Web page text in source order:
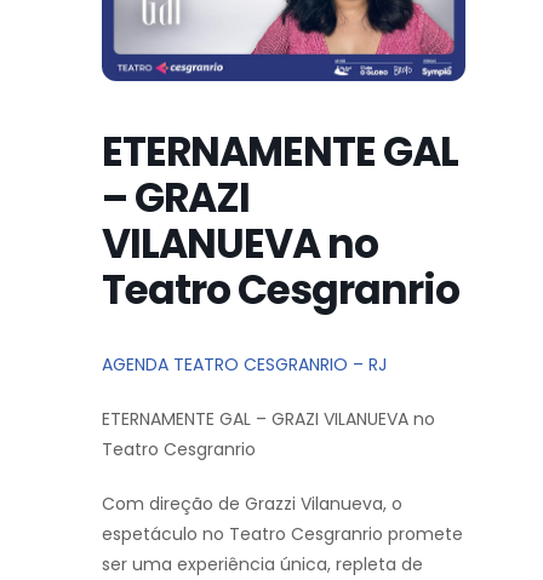
ETERNAMENTE GAL
– GRAZI
VILANUEVA no
Teatro Cesgranrio
AGENDA TEATRO CESGRANRIO – RJ
ETERNAMENTE GAL – GRAZI VILANUEVA no
Teatro Cesgranrio
Com direção de Grazzi Vilanueva, o
espetáculo no Teatro Cesgranrio promete
ser uma experiência única, repleta de